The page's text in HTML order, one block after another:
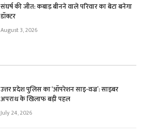
संघर्ष की जीत: कबाड़ बीनने वाले परिवार का बेटा बनेगा
डॉक्टर
August 3, 2026
उत्तर प्रदेश पुलिस का ‘ऑपरेशन साइ-वज्र’: साइबर
अपराध के खिलाफ बड़ी पहल
July 24, 2026